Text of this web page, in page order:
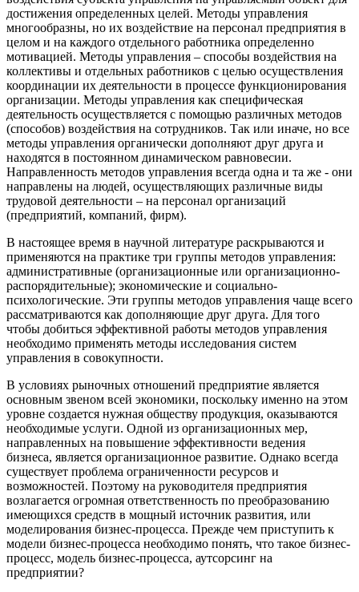
достижения определенных целей. Методы управления
многообразны, но их воздействие на персонал предприятия в
целом и на каждого отдельного работника определенно
мотивацией. Методы управления – способы воздействия на
коллективы и отдельных работников с целью осуществ­ления
координации их деятельности в процессе функционирования
организации. Методы управления как специфическая
деятельность осуществляется с помощью различных методов
(способов) воздействия на сотрудников. Так или иначе, но все
методы управления органически дополняют друг друга и
находятся в постоянном динамическом равновесии.
Направленность методов управления всегда одна и та же - они
направлены на людей, осуществляющих различные виды
трудовой деятельности – на персонал организаций
(предприятий, компаний, фирм).
В настоящее время в научной литературе раскрываются и
применяются на практике три группы методов управления:
административные (организационные или организационно-
распорядительные); экономические и социально-
психологические. Эти группы методов управления чаще всего
рассматриваются как дополняющие друг друга. Для того
чтобы добиться эффективной работы методов управления
необходимо применять методы исследования систем
управления в совокупности.
В условиях рыночных отношений предприятие является
основным звеном всей экономики, поскольку именно на этом
уровне создается нужная обществу продукция, оказываются
необходимые услуги. Одной из организационных мер,
направленных на повышение эффективности ведения
бизнеса, является организационное развитие. Однако всегда
существует проблема ограниченности ресурсов и
возможностей. Поэтому на руководителя предприятия
возлагается огромная ответственность по преобразованию
имеющихся средств в мощный источник развития, или
моделирования бизнес-процесса. Прежде чем приступить к
модели бизнес-процесса необходимо понять, что такое бизнес-
процесс, модель бизнес-процесса, аутсорсинг на
предприятии?